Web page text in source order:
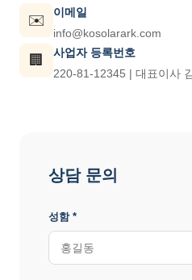
✉️
이메일
info@kosolarark.com
🏢
사업자 등록번호
220-81-12345 | 대표이사
상담 문의
성함 *